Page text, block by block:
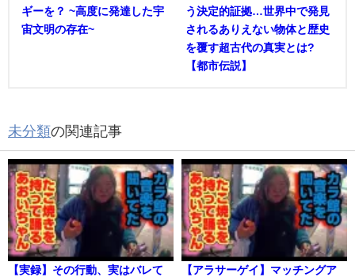
ギーを？ ~高度に発達した宇
宙文明の存在~
う決定的証拠…世界中で発見
されるありえない物体と歴史
を覆す超古代の真実とは?
【都市伝説】
未分類の関連記事
【実録】その行動、実はバレて
【アラサーゲイ】マッチングア